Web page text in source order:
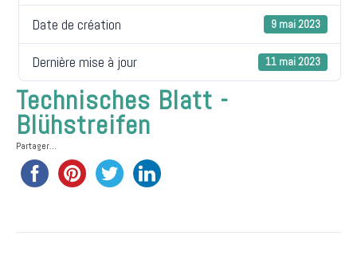
Date de création 9 mai 2023
Dernière mise à jour 11 mai 2023
Technisches Blatt -
Blühstreifen
Partager...